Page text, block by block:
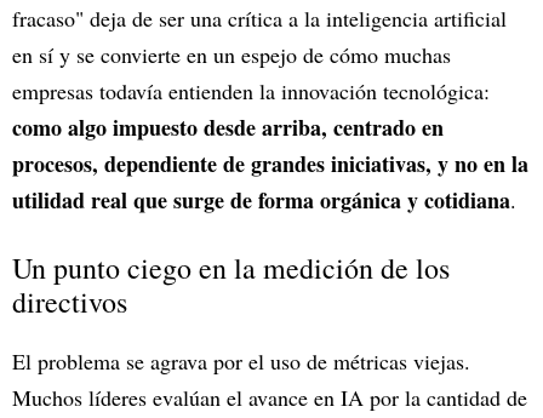
fracaso" deja de ser una crítica a la inteligencia artificial
en sí y se convierte en un espejo de cómo muchas
empresas todavía entienden la innovación tecnológica:
como algo impuesto desde arriba, centrado en
procesos, dependiente de grandes iniciativas, y no en la
utilidad real que surge de forma orgánica y cotidiana.
Un punto ciego en la medición de los
directivos
El problema se agrava por el uso de métricas viejas.
Muchos líderes evalúan el avance en IA por la cantidad de